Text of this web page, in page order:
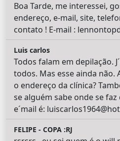
Boa Tarde, me interessei,
endereço, e-mail, site,
contato ! E-mail :
Luis carlos
Todos falam em depilação.
todos. Mas esse ainda não.
o endereço da clínica?
se alguém sabe onde se
e´mail é:
FELIPE - COPA :RJ